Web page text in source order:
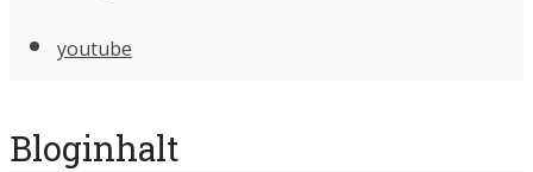
youtube
Bloginhalt